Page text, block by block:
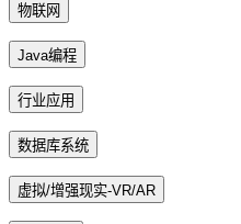
物联网
Java编程
行业应用
数据库系统
虚拟/增强现实-VR/AR